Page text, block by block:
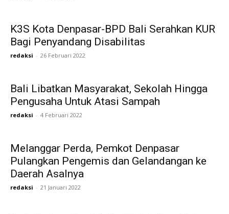
K3S Kota Denpasar-BPD Bali Serahkan KUR
Bagi Penyandang Disabilitas
redaksi - 26 Februari 2022
Bali Libatkan Masyarakat, Sekolah Hingga
Pengusaha Untuk Atasi Sampah
redaksi - 4 Februari 2022
Melanggar Perda, Pemkot Denpasar
Pulangkan Pengemis dan Gelandangan ke
Daerah Asalnya
redaksi - 21 Januari 2022